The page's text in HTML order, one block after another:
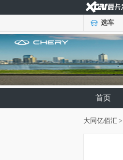
选车
首页
大同亿佰汇 >